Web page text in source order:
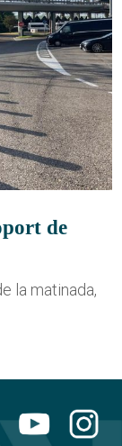
de
la matinada,